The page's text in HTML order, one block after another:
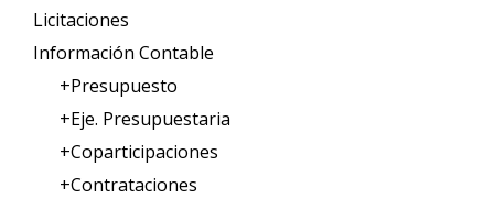
Licitaciones
Información Contable
+Presupuesto
+Eje. Presupuestaria
+Coparticipaciones
+Contrataciones